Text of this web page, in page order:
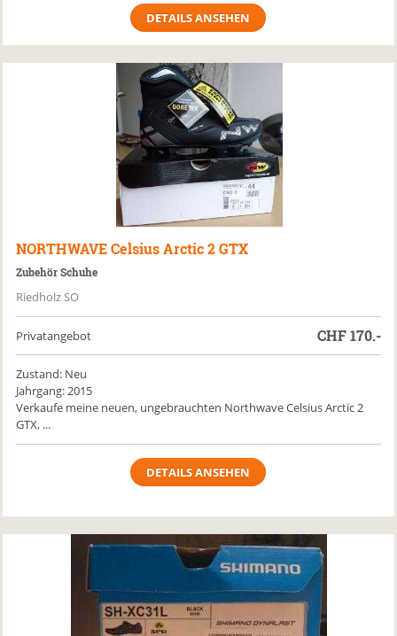
DETAILS ANSEHEN
NORTHWAVE Celsius Arctic 2 GTX
Zubehör Schuhe
Riedholz SO
Privatangebot CHF170.-
Zustand: Neu
Jahrgang: 2015
Verkaufe meine neuen, ungebrauchten Northwave Celsius Arctic 2
GTX, ...
DETAILS ANSEHEN